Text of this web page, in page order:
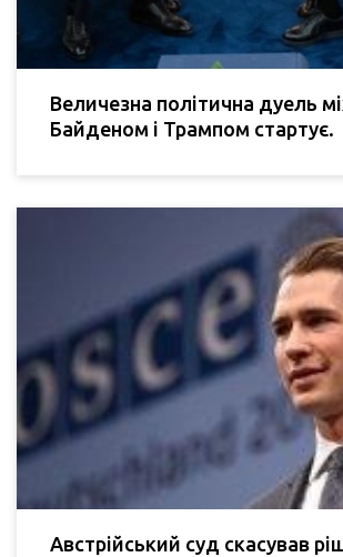
Величезна політична дуель
Байденом і Трампом стартує.
Австрійський суд скасував